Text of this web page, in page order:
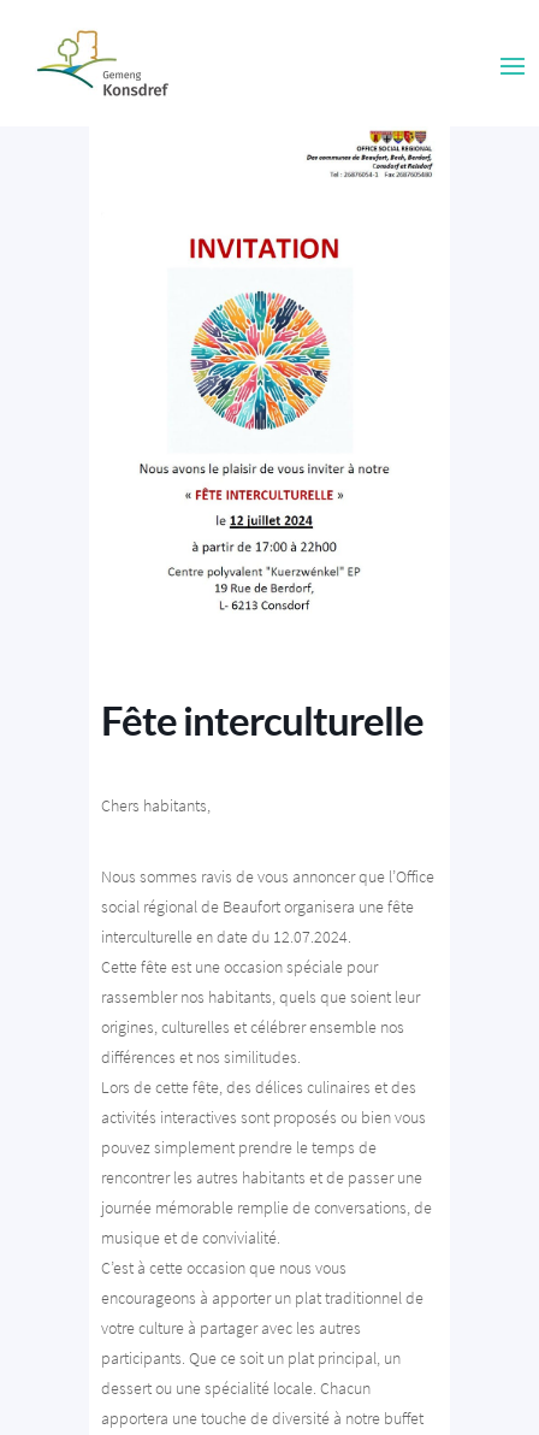
Fête interculturelle
Chers habitants,
Nous sommes ravis de vous annoncer que l’Office
social régional de Beaufort organisera une fête
interculturelle en date du 12.07.2024.
Cette fête est une occasion spéciale pour
rassembler nos habitants, quels que soient leur
origines, culturelles et célébrer ensemble nos
différences et nos similitudes.
Lors de cette fête, des délices culinaires et des
activités interactives sont proposés ou bien vous
pouvez simplement prendre le temps de
rencontrer les autres habitants et de passer une
journée mémorable remplie de conversations, de
musique et de convivialité.
C’est à cette occasion que nous vous
encourageons à apporter un plat traditionnel de
votre culture à partager avec les autres
participants. Que ce soit un plat principal, un
dessert ou une spécialité locale. Chacun
apportera une touche de diversité à notre buffet